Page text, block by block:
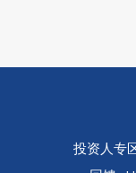
投资人专